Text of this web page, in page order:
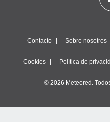
Contacto Sobre nosotros
Cookies Política de
© 2026 Meteored.